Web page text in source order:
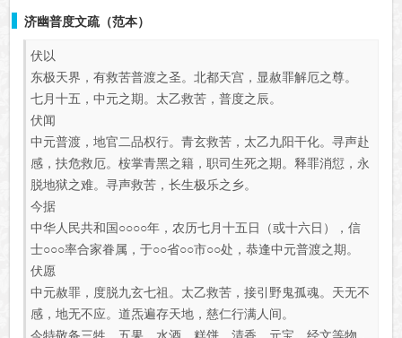
济幽普度文疏（范本）
伏以
东极天界，有救苦普渡之圣。北都天宫，显赦罪解厄之尊。
七月十五，中元之期。太乙救苦，普度之辰。
伏闻
中元普渡，地官二品权行。青玄救苦，太乙九阳干化。寻声赴
感，扶危救厄。桉掌青黑之籍，职司生死之期。释罪消愆，永
脱地狱之难。寻声救苦，长生极乐之乡。
今据
中华人民共和国○○○○年，农历七月十五日（或十六日），信
士○○○率合家眷属，于○○省○○市○○处，恭逢中元普渡之期。
伏愿
中元赦罪，度脱九玄七祖。太乙救苦，接引野鬼孤魂。天无不
感，地无不应。道炁遍存天地，慈仁行满人间。